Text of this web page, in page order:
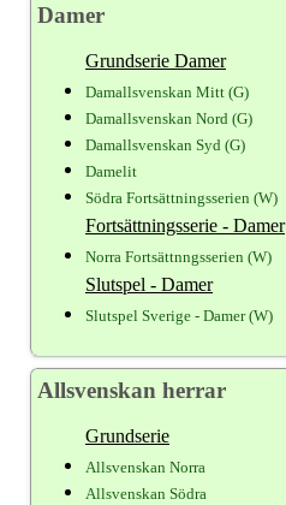
Damer
Grundserie Damer
Damallsvenskan Mitt (G)
Damallsvenskan Nord (G)
Damallsvenskan Syd (G)
Damelit
Södra Fortsättningsserien (W)
Fortsättningsserie - Damer
Norra Fortsättnngsserien (W)
Slutspel - Damer
Slutspel Sverige - Damer (W)
Allsvenskan herrar
Grundserie
Allsvenskan Norra
Allsvenskan Södra